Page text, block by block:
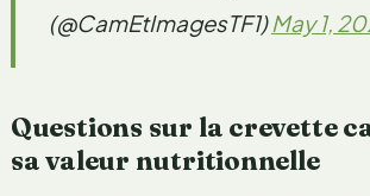
(@CamEtImagesTF1)May 1,
Questions sur la crevette
sa valeur nutritionnelle